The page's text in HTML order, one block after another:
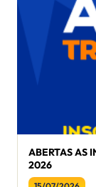
ABERTAS AS
2026